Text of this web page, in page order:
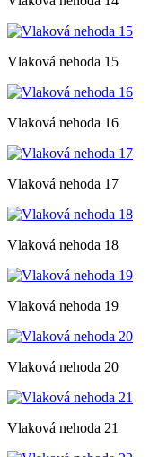
Vlaková nehoda 15
Vlaková nehoda 16
Vlaková nehoda 17
Vlaková nehoda 18
Vlaková nehoda 19
Vlaková nehoda 20
Vlaková nehoda 21